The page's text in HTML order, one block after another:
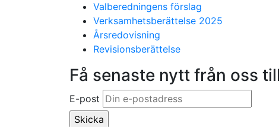
Valberedningens förslag
Verksamhetsberättelse 2025
Årsredovisning
Revisionsberättelse
Få senaste nytt från oss
E-post